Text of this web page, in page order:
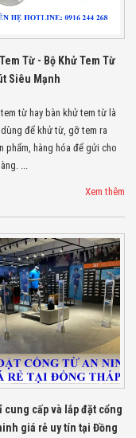
Thiết Bị Ngành
Thực Phẩm
Matrixcope
Thiết Bị Ngành
Công Nghiệp
Giáo Dục
Thiết Bị Ngành
Thủy Sản
Thiết Bị Ngành
Khai
Dự Án Ngành
Thủy Sản
Dự Án Ngành
Thực Phẩm
Dự Án Ngành
Siêu Thị - Ngân
Hàng
Dự Án Ngành
Giáo Dục -
Trường Học
Dự Án Ngành
Điện Tử
Dự Án Ngành
Công An - Quân
Tem Từ - Bộ Khử Tem Từ
Siêu Mạnh
từ hay bàn khử tem từ là
để khử từ, gỡ tem ra
phẩm, hàng hóa để gửi cho
...
Xem thêm
cung cấp và lắp đặt cổng
giá rẻ uy tín tại Đồng